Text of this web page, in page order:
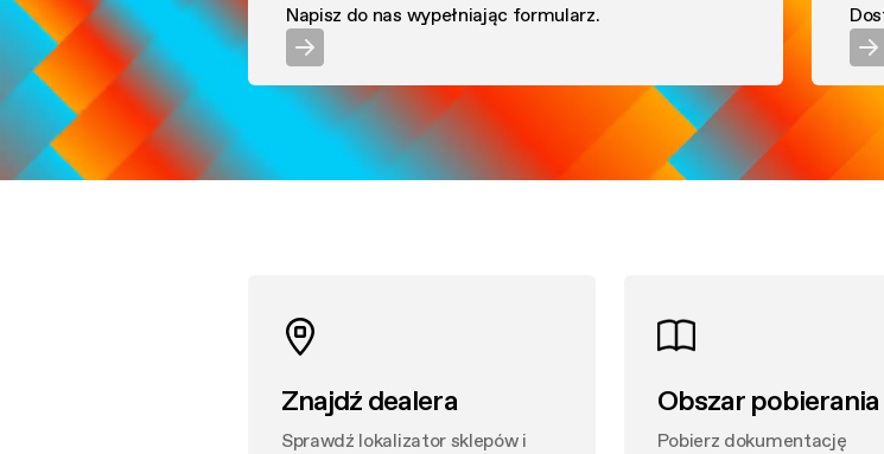
Rejestracja produktu
Konserwacja i czyszczenie
Funkcje gotowania
Konserwacja i czyszczenie
Napisz do nas wypełniając formularz.
Znajdź dealera
Sprawdź lokalizator sklepów i
Obszar pobierania
Pobierz dokumentację